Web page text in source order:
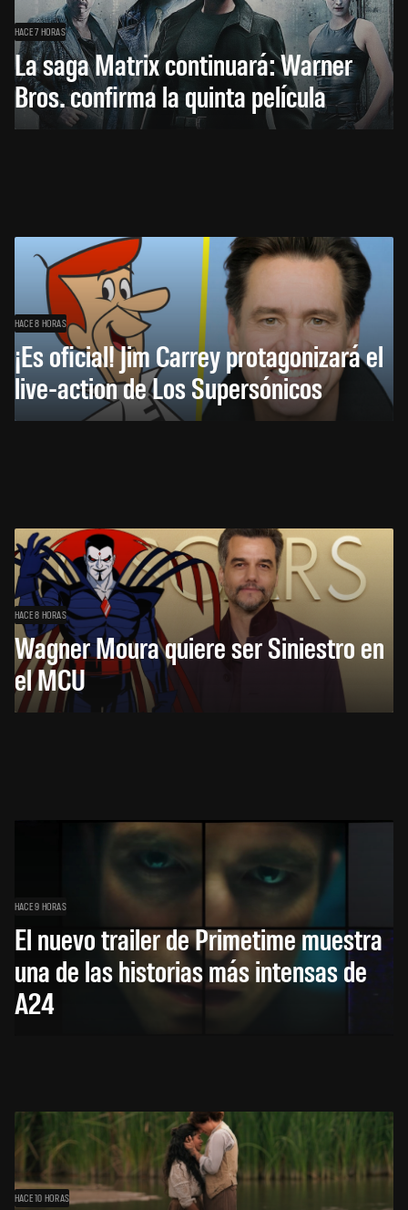
HACE 7 HORAS
La saga Matrix continuará: Warner
Bros. confirma la quinta película
HACE 8 HORAS
¡Es oficial! Jim Carrey protagonizará el
live-action de Los Supersónicos
HACE 8 HORAS
Wagner Moura quiere ser Siniestro en
el MCU
HACE 9 HORAS
El nuevo trailer de Primetime muestra
una de las historias más intensas de
A24
HACE 10 HORAS